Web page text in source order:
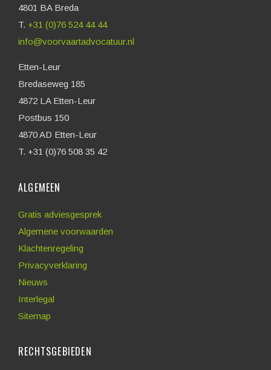
4801 BA Breda
T. +31 (0)76 524 44 44
info@voorvaartadvocatuur.nl
Etten-Leur
Bredaseweg 185
4872 LA Etten-Leur
Postbus 150
4870 AD Etten-Leur
T. +31 (0)76 508 35 42
ALGEMEEN
Gratis adviesgesprek
Algemene voorwaarden
Klachtenregeling
Privacyverklaring
Nieuws
Interlegal
Sitemap
RECHTSGEBIEDEN